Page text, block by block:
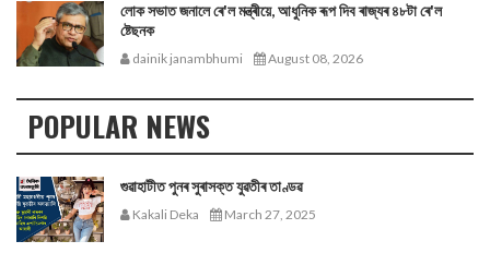
লোক সভাত জনালে ৰে'ল মন্ত্ৰীয়ে, আধুনিক ৰূপ দিব ৰাজ্যৰ ৪৮টা ৰে'ল
ষ্টেছনক
dainik janambhumi August 08, 2026
POPULAR NEWS
গুৱাহাটীত পুনৰ সুৰাসক্ত যুৱতীৰ তাণ্ডৱ
Kakali Deka March 27, 2025